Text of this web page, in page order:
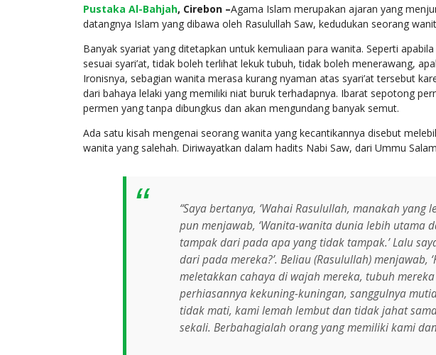
Pustaka Al-Bahjah, Cirebon –Agama Islam merupakan ajaran yang
datangnya Islam yang dibawa oleh Rasulullah Saw, kedudukan seorang
Banyak syariat yang ditetapkan untuk kemuliaan para wanita. Seperti
sesuai syari’at, tidak boleh terlihat lekuk tubuh, tidak boleh menerawang,
Ironisnya, sebagian wanita merasa kurang nyaman atas syari’at tersebut
dari bahaya lelaki yang memiliki niat buruk terhadapnya. Ibarat sepotong
permen yang tanpa dibungkus dan akan mengundang banyak semut.
Ada satu kisah mengenai seorang wanita yang kecantikannya disebut
wanita yang salehah. Diriwayatkan dalam hadits Nabi Saw, dari Ummu
“Saya bertanya, ‘Wahai Rasulullah, manakah
pun menjawab, ‘Wanita-wanita dunia lebih
tampak dari pada apa yang tidak tampak.’ Lalu
dari pada mereka?’. Beliau (Rasulullah)
meletakkan cahaya di wajah mereka, tubuh
perhiasannya kekuning-kuningan, sanggulnya
tidak mati, kami lemah lembut dan tidak jahat
sekali. Berbahagialah orang yang memiliki kami